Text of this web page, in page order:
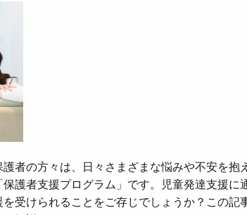
者の方々は、日々さまざまな悩みや不安を抱
護者支援プログラム」です。児童発達支援に
受けられることをご存じでしょうか？この記